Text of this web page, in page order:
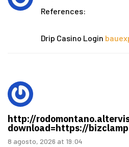
References:
Drip Casino Login
http://
download=https://
8 agosto, 2026 at 19:04